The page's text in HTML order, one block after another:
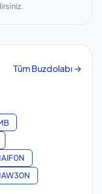
Tüm Buzdolabı →